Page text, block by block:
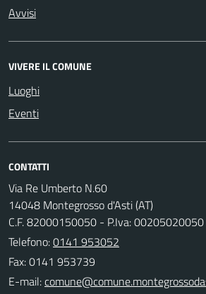
Avvisi
VIVERE IL COMUNE
Luoghi
Eventi
CONTATTI
Via Re Umberto N.60
14048 Montegrosso d'Asti (AT)
C.F. 82000150050 - P.Iva: 00205020050
Telefono:0141 953052
Fax: 0141 953739
E-mail: